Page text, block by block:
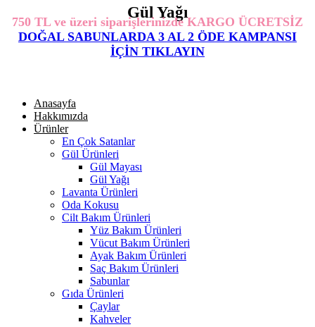
Gül Yağı
750 TL ve üzeri siparişlerinizde KARGO ÜCRETSİZ
DOĞAL SABUNLARDA 3 AL 2 ÖDE KAMPANSI
İÇİN TIKLAYIN
Anasayfa
Hakkımızda
Ürünler
En Çok Satanlar
Gül Ürünleri
Gül Mayası
Gül Yağı
Lavanta Ürünleri
Oda Kokusu
Cilt Bakım Ürünleri
Yüz Bakım Ürünleri
Vücut Bakım Ürünleri
Ayak Bakım Ürünleri
Saç Bakım Ürünleri
Sabunlar
Gıda Ürünleri
Çaylar
Kahveler